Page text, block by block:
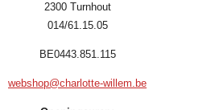
2300 Turnhout
014/61.15.05
BE0443.851.115
webshop@charlotte-willem.be